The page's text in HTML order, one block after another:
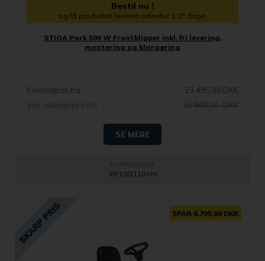
Bestil nu !
og få produktet leveret indenfor 1-2* dage
STIGA Park 500 W Frontklipper inkl. fri levering,
montering og klargøring
Kontantpris fra
23.495,00 DKK
Vejl. udsalgspris fra
35.900,00 DKK
SE MERE
95/100/110 cm
SPAR 6.705,00 DKK